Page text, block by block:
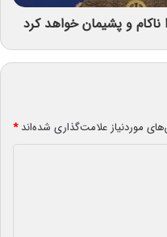
ناکام و پشیمان خواهد کرد
موردنیاز علامت‌گذاری شده‌اند*